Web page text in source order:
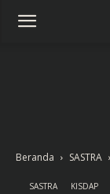
Beranda SASTRA
SASTRA KISDAP